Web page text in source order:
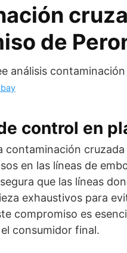
de
control en
contaminación
en las líneas de
que las líneas
exhaustivos para
compromiso es
consumidor final.